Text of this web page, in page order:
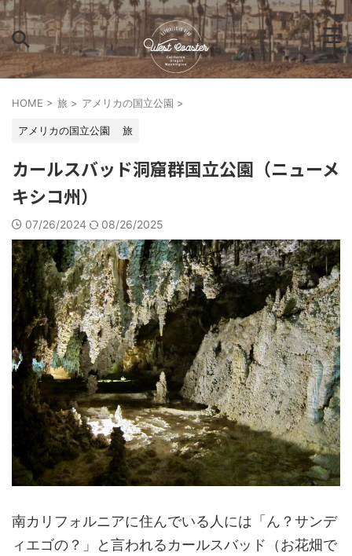
HOME > 旅 > アメリカの国立公園 >
アメリカの国立公園 旅
カールスバッド洞窟群国立公園（ニューメ
キシコ州）
07/26/2024 08/26/2025
南カリフォルニアに住んでいる人には「ん？サンデ
ィエゴの？」と言われるカールスバッド（お花畑で